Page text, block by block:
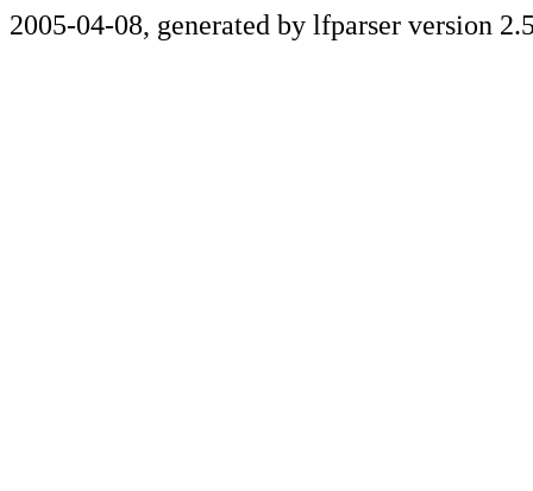
2005-04-08, generated by lfparser version